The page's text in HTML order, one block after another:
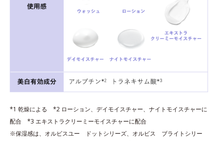
*1 乾燥による *2 ローション、デイモイスチャー、ナイトモイスチャーに
配合 *3 エキストラクリーミーモイスチャーに配合
※保湿感は、オルビスユー ドットシリーズ、オルビス ブライトシリー